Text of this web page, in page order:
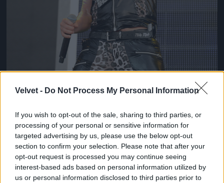
Velvet - Do Not Process My Personal Information
If you wish to opt-out of the sale, sharing to third parties, or
processing of your personal or sensitive information for
targeted advertising by us, please use the below opt-out
section to confirm your selection. Please note that after your
opt-out request is processed you may continue seeing
interest-based ads based on personal information utilized by
us or personal information disclosed to third parties prior to
Több volt mind vendég, fel is lépett
Fotó: Kevin Mazur / Europress / Getty
Jön még kép!